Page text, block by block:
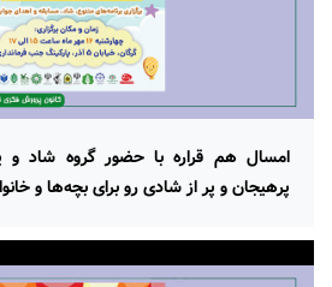
امسال هم قراره با حضور گروه شاد و
پرهیجان و پر از شادی رو برای بچه‌ها و